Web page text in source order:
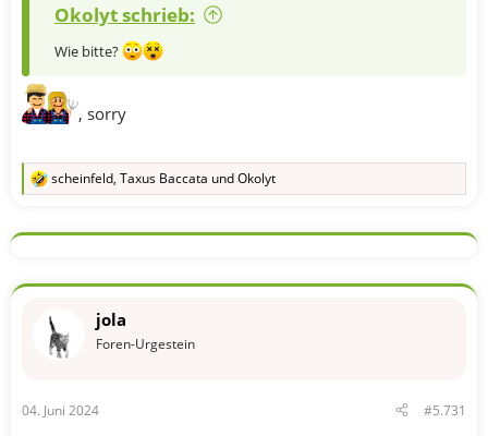
Okolyt schrieb:
Wie bitte?
, sorry
R
k
o
scheinfeld, Taxus Baccata undOkolyt
jola
Foren-Urgestein
04. Juni 2024 #5.731